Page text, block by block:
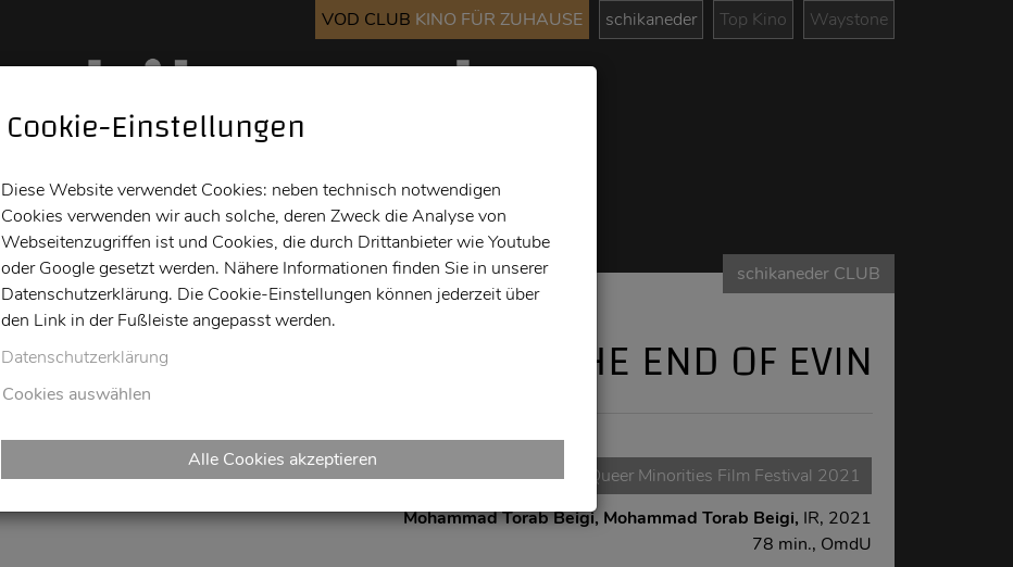
VOD CLUB KINO FÜR ZUHAUSE schikaneder Top Kino Waystone
Kino Bar Info
schikaneder CLUB
AT THE END OF EVIN
Transition - International Queer Minorities Film Festival 2021
Mohammad Torab Beigi, Mohammad Torab Beigi, IR, 2021
78 min., OmdU
Cookie-Einstellungen
Diese Website verwendet Cookies: neben technisch notwendigen
Cookies verwenden wir auch solche, deren Zweck die Analyse von
Webseitenzugriffen ist und Cookies, die durch Drittanbieter wie Youtube
oder Google gesetzt werden. Nähere Informationen finden Sie in unserer
Datenschutzerklärung. Die Cookie-Einstellungen können jederzeit über
den Link in der Fußleiste angepasst werden.
Datenschutzerklärung
Cookies auswählen
Alle Cookies akzeptieren